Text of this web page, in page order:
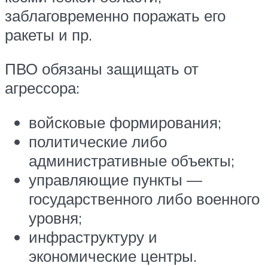
заблаговременно поражать его
ракеты и пр.
ПВО обязаны защищать от
агрессора:
войсковые формирования;
политические либо
административные объекты;
управляющие пункты —
государственного либо военного
уровня;
инфраструктуру и
экономические центры.